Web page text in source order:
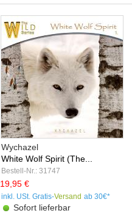
Wychazel
White Wolf Spirit (The...
Bestell-Nr.: 31747
19,95 €
inkl. USt. Gratis-Versand ab 30€*
Sofort lieferbar